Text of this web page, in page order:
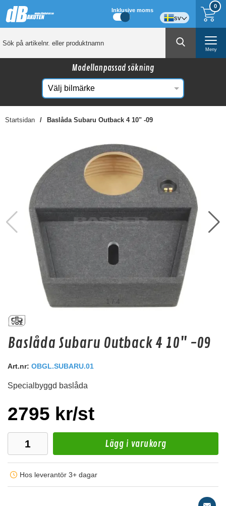
0
Inklusive moms
sv
Meny
Modellanpassad sökning
Startsidan Baslåda Subaru Outback 4 10" -09
Kanske någon av dessa produkter kan intressera
dig?
Audio System Z-EVO 1,5M
AUDIO SYSTEM HIGH-Performance RCA Cable 1,5m längd.
Snabblager 1-3 dagar
1 / 4
Baslåda Subaru Outback 4 10" -09
Art.nr: OBGL.SUBARU.01
Specialbyggd baslåda
2795 kr/st
Lägg i varukorg
Hos leverantör 3+ dagar